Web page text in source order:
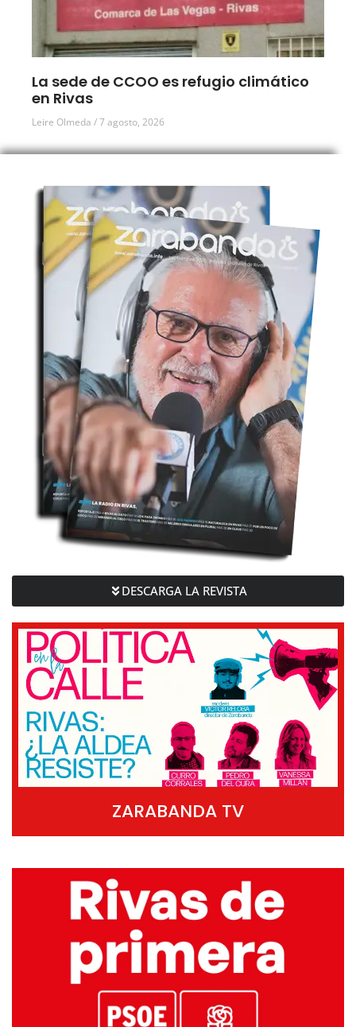
La sede de CCOO es refugio climático
en Rivas
Leire Olmeda 7 agosto, 2026
DESCARGA LA REVISTA
ZARABANDA TV